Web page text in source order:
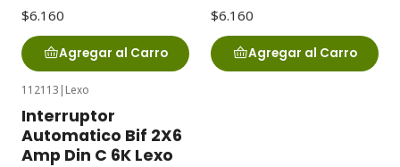
$6.160
Agregar al Carro
$6.160
Agregar al Carro
112113 | Lexo
Interruptor
Automatico Bif 2X6
Amp Din C 6K Lexo